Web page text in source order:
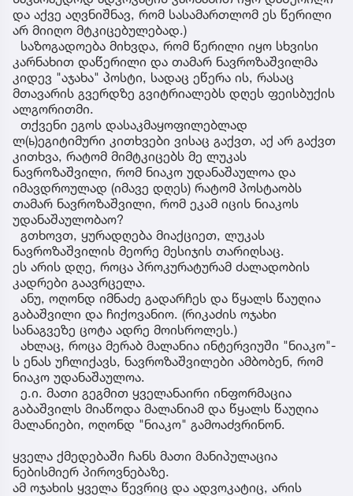
და აქვე აღვნიშნავ, რომ სასამართლომ ეს წერილი
არ მიიღო მტკიცებულებად.)
საზოგადოება მიხვდა, რომ წერილი იყო სხვისი
კარნახით დაწერილი და თამარ ნავროზაშვილმა
კიდევ "აჯახა" პოსტი, სადაც ეწერა ის, რასაც
მთავარის გვერდზე გვიტრიალებს დღეს ფეისბუქის
ალგორითმი.
თქვენი ეგოს დასაკმაყოფილებლად
ლ(ь)ეგიტიმური კითხვები ვისაც გაქვთ, აქ არ გაქვთ
კითხვა, რატომ მიმტკიცებს მე ლუკას
ნავროზაშვილი, რომ ნიაკო უდანაშაულოა და
იმავდროულად (იმავე დღეს) რატომ პოსტაობს
თამარ ნავროზაშვილი, რომ ეკამ იცის ნიაკოს
უდანაშაულობაო?
გთხოვთ, ყურადღება მიაქციეთ, ლუკას
ნავროზაშვილის მეორე მესიჯის თარიღსაც.
ეს არის დღე, როცა პროკურატურამ ძალადობის
კადრები გაავრცელა.
ანუ, ოღონდ იმნაძე გადარჩეს და წყალს წაუღია
გაბაშვილი და ჩიქოვანიო. (რიკაძის ოჯახი
სანაგვეზე ცოტა ადრე მოისროლეს.)
ახლაც, როცა მერაბ მალანია ინტერვიუში "ნიაკო"-
ს ენას უჩლიქავს, ნავროზაშვილები ამბობენ, რომ
ნიაკო უდანაშაულოა.
ე.ი. მათი გეგმით ყველანაირი ინფორმაცია
გაბაშვილს მიაწოდა მალანიამ და წყალს წაუღია
მალანიები, ოღონდ "ნიაკო" გამოაძვრინონ.
ყველა ქმედებაში ჩანს მათი მანიპულაცია
ნებისმიერ პიროვნებაზე.
ამ ოჯახის ყველა წევრიც და ადვოკატიც, არის